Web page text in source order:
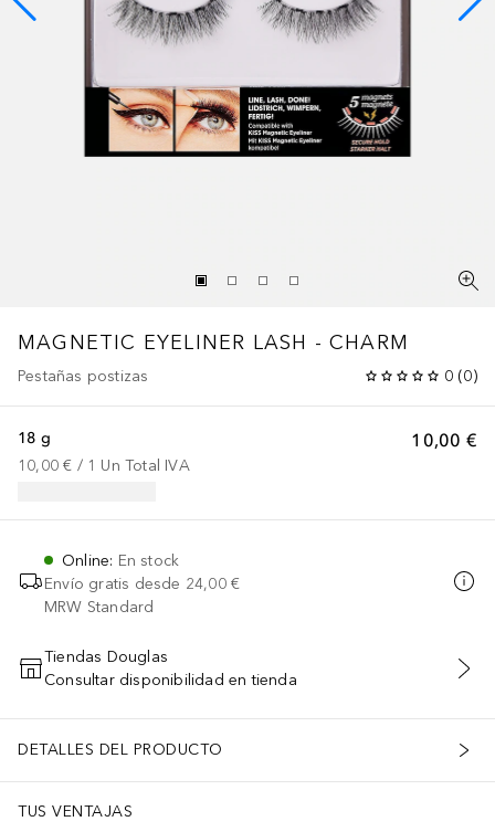
MAGNETIC EYELINER LASH - CHARM
Pestañas postizas 0 (0)
10,00 €
18 g
10,00 € / 1 Un Total IVA
Online: En stock
Envío gratis desde 24,00 €
MRW Standard
AÑADIR AL CARRITO
Tiendas Douglas
Consultar disponibilidad en tienda
DETALLES DEL PRODUCTO
TUS VENTAJAS